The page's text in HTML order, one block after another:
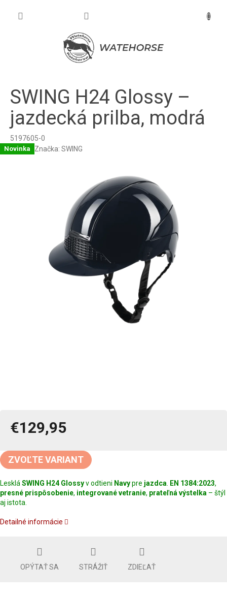
SWING H24 Glossy –
jazdecká prilba, modrá
5197605-0
Novinka Značka: SWING
€129,95
cena:
ZVOĽTE VARIANT
LeskláSWING H24 Glossyv odtieni Navypre jazdca. EN 1384:2023,
presné prispôsobenie, integrované vetranie, prateľná výstelka – štýl
aj istota.
Detailné informácie
OPÝTAŤ SA STRÁŽIŤ ZDIEĽAŤ